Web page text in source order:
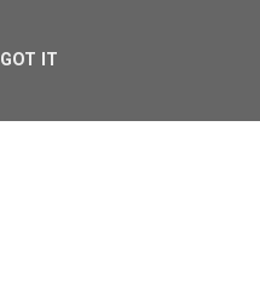
GOT IT